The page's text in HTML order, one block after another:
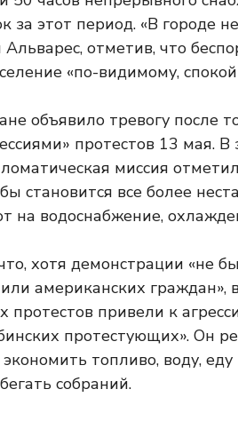
за этот период. «В городе
отметив, что
«по-видимому,
объявило тревогу после
протестов 13 мая.
миссия
становится все более
на водоснабжение,
хотя демонстрации «не
американских граждан»,
протестов привели к
протестующих». Он
топливо, воду,
собраний.